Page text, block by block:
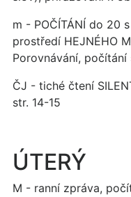
m - POČÍTÁNÍ do 20
prostředí HEJNÉHO
Porovnávání,
ČJ - tiché čtení
str. 14-15
ÚTERÝ
M - ranní zpráva,